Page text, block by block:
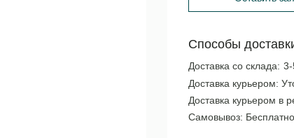
Способы
Доставка со склада:
Доставка курьером:
Доставка курьером в
Самовывоз: Бесплатно